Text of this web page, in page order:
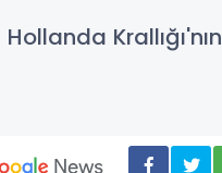
Krallığı'nın